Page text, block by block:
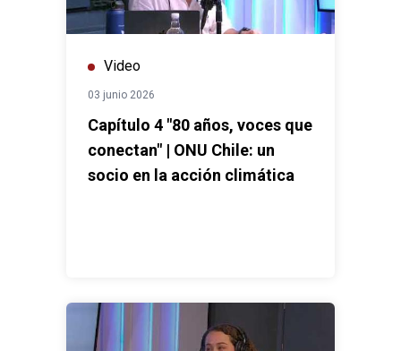
Video
03 junio 2026
Capítulo 4 "80 años, voces que
conectan" | ONU Chile: un
socio en la acción climática